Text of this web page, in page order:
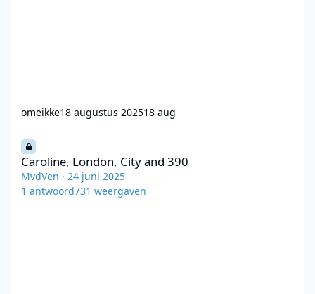
omeikke18 augustus 202518 aug
Caroline, London, City and 390
MvdVen · 24 juni 2025
1 antwoord731 weergaven